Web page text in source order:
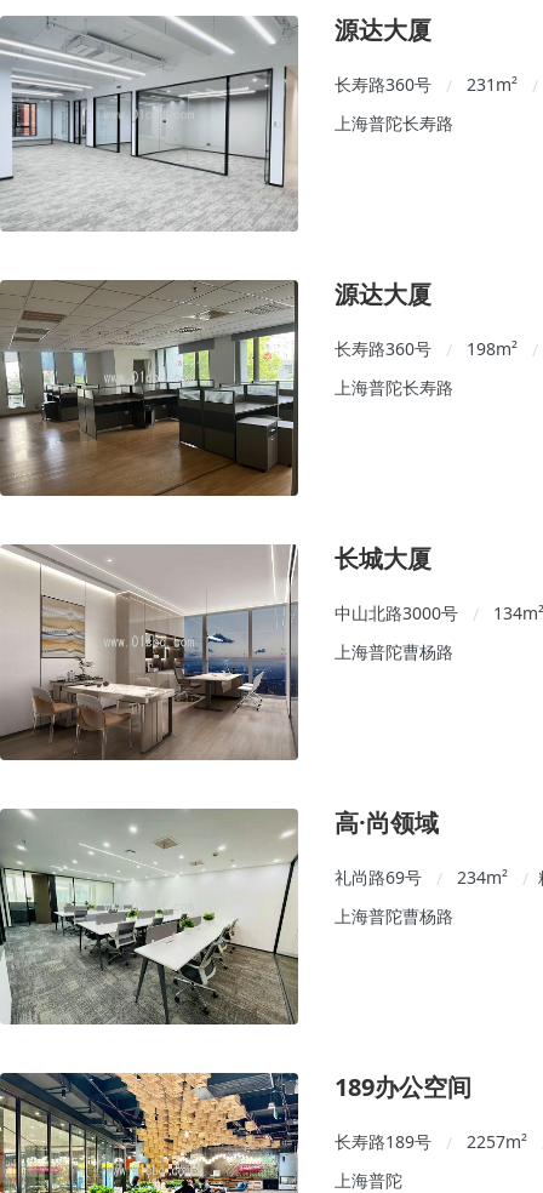
源达大厦
长寿路360号 / 231 m²
/
上海普陀长寿路
源达大厦
长寿路360号 / 198m²
/
上海普陀长寿路
长城大厦
中山北路3000号 / 134
上海普陀曹杨路
高·尚领域
礼尚路69号 / 234m² /
上海普陀曹杨路
189办公空间
长寿路189号 / 2257m²
上海普陀